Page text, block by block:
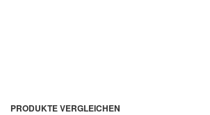
PRODUKTE VERGLEICHEN